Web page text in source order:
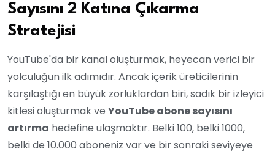
Sayısını 2 Katına Çıkarma
Stratejisi
YouTube'da bir kanal oluşturmak, heyecan verici bir
yolculuğun ilk adımıdır. Ancak içerik üreticilerinin
karşılaştığı en büyük zorluklardan biri, sadık bir izleyici
kitlesi oluşturmak ve YouTube abone sayısını
artırma hedefine ulaşmaktır. Belki 100, belki 1000,
belki de 10.000 aboneniz var ve bir sonraki seviyeye